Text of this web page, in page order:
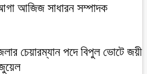
আজিজ সাধারন সম্পাদক
চেয়ারম্যান পদে বিপুল ভোটে জয়ী